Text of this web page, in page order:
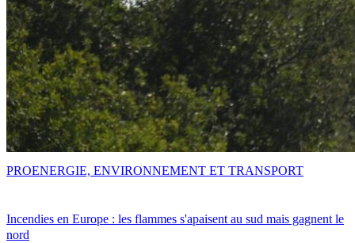
Incendies en Europe : les flammes s'apaisent au sud mais gagnent le
nord
PROENERGIE, ENVIRONNEMENT ET TRANSPORT